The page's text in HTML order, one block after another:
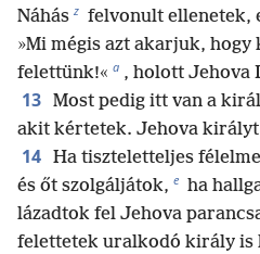
Náhás z felvonult ellenetek,
»Mi mégis azt akarjuk,
felettünk!« a , holott Jehova
13 Most pedig itt van a
akit kértetek. Jehova
14 Ha tiszteletteljes
és őt szolgáljátok, e ha
lázadtok fel Jehova
felettetek uralkodó király is